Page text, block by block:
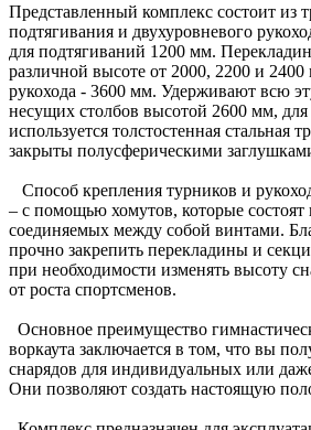
Представленный комплекс состоит из
подтягивания и двухуровневого
для подтягиваний 1200 мм.
различной высоте от 2000, 2200 и
рукохода - 3600 мм. Удерживают всю
несущих столбов высотой 2600 мм, для
используется толстостенная стальная
закрыты полусферическими
Способ крепления турников и
– с помощью хомутов, которые состоят
соединяемых между собой винтами.
прочно закрепить перекладины и
при необходимости изменять высоту
от роста спортсменов.
Основное преимущество
воркаута заключается в том, что вы
снарядов для индивидуальных или
Они позволяют создать настоящую